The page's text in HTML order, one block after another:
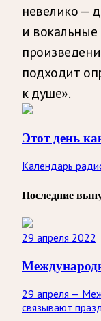
невелико —
и
подходит
к душе».
Этот день
Календарь
Последние
29 апреля 2022
29 апреля —
связывают